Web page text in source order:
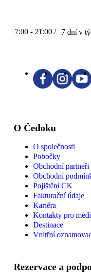
7:00 - 21:00 / 7 dní v
O Čedoku
O společnosti
Pobočky
Obchodní partneři
Obchodní
Pojištění CK
Fakturační údaje
Kariéra
Kontakty pro
Destinace
Vnitřní
Rezervace a